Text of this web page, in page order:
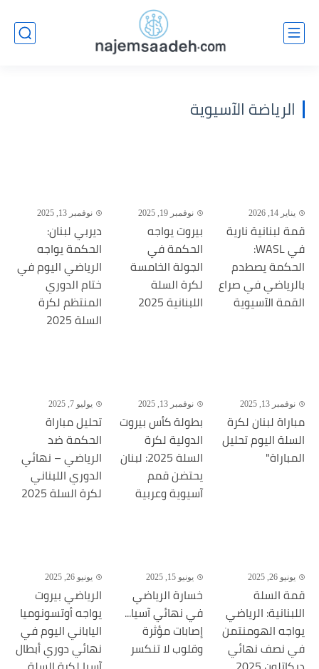
الرياضة الآسيوية
يناير 14, 2026
قمة لبنانية نارية
في WASL:
الحكمة يصطدم
بالرياضي في صراع
القمة الآسيوية
نوفمبر 19, 2025
بيروت يواجه
الحكمة في
الجولة الخامسة
لكرة السلة
اللبنانية 2025
نوفمبر 13, 2025
ديربي لبنان:
الحكمة يواجه
الرياضي اليوم في
ختام الدوري
المنتظم لكرة
السلة 2025
نوفمبر 13, 2025
مباراة لبنان لكرة
السلة اليوم تحليل
المباراة"
نوفمبر 13, 2025
بطولة كأس بيروت
الدولية لكرة
السلة 2025: لبنان
يحتضن قمم
آسيوية وعربية
يوليو 7, 2025
تحليل مباراة
الحكمة ضد
الرياضي – نهائي
الدوري اللبناني
لكرة السلة 2025
يونيو 26, 2025
قمة السلة
اللبنانية: الرياضي
يواجه الهومنتمن
في نصف نهائي
يونيو 15, 2025
خسارة الرياضي
في نهائي آسيا...
إصابات مؤثرة
وقلوب لا تنكسر
يونيو 26, 2025
الرياضي بيروت
يواجه أوتسونوميا
الياباني اليوم في
نهائي دوري أبطال